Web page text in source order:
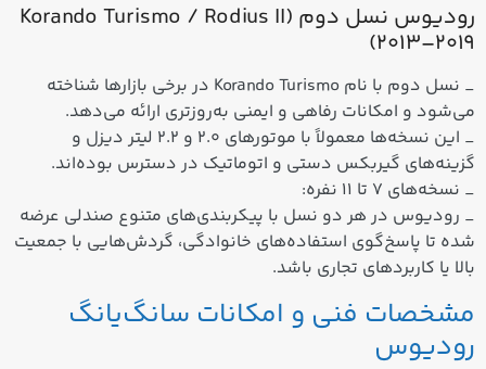
رودیوس نسل دوم (Korando Turismo / Rodius II
2013–2019)
_ نسل دوم با نام Korando Turismo در برخی بازارها شناخته
می‌شود و امکانات رفاهی و ایمنی به‌روزتری ارائه می‌دهد.
_ این نسخه‌ها معمولاً با موتورهای 2.0 و 2.2 لیتر دیزل و
گزینه‌های گیربکس دستی و اتوماتیک در دسترس بوده‌اند.
_ نسخه‌های 7 تا 11 نفره:
_ رودیوس در هر دو نسل با پیکربندی‌های متنوع صندلی عرضه
شده تا پاسخ‌گوی استفاده‌های خانوادگی، گردش‌هایی با جمعیت
بالا یا کاربردهای تجاری باشد.
مشخصات فنی و امکانات سانگ‌یانگ
رودیوس